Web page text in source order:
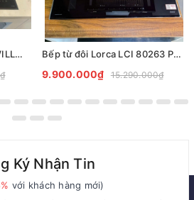
BẾP TỪ 3 VÙNG NẤU SEVILLA SV-T3689 Bếp từ đôi Lorca LCI 80263 PULUX8E
9.900.000₫ 15.290.000₫
Ký Nhận Tin
với khách hàng mới)